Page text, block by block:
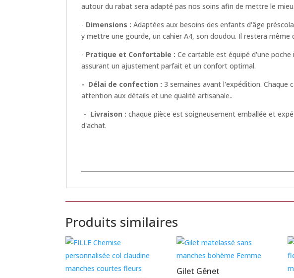
autour du rabat sera adapté pas nos soins afin de mettre le
- Dimensions : Adaptées aux besoins des enfants d'âge
y mettre une gourde, un cahier A4, son doudou. Il restera
- Pratique et Confortable :Ce cartable est équipé d'une
assurant un ajustement parfait et un confort optimal.
- Délai de confection :3 semaines avant l'expédition.
attention aux détails et une qualité artisanale..
- Livraison : chaque pièce est soigneusement emballée et
d'achat.
Produits similaires
Gilet Gênet